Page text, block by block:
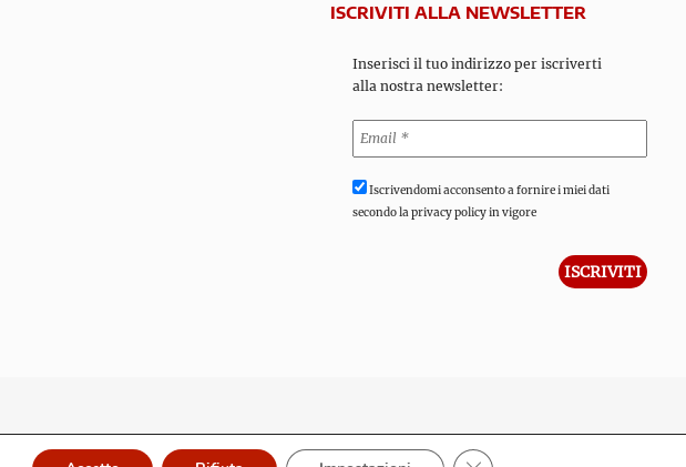
ISCRIVITI ALLA NEWSLETTER
Inserisci il tuo indirizzo per iscriverti
alla nostra newsletter:
Iscrivendomi acconsento a fornire i miei dati
secondo la privacy policy in vigore
Close GDPR Cookie Banner